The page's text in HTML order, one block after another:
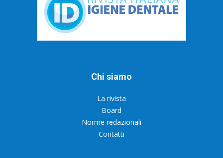
Chi siamo
La rivista
Board
Norme redazionali
Contatti